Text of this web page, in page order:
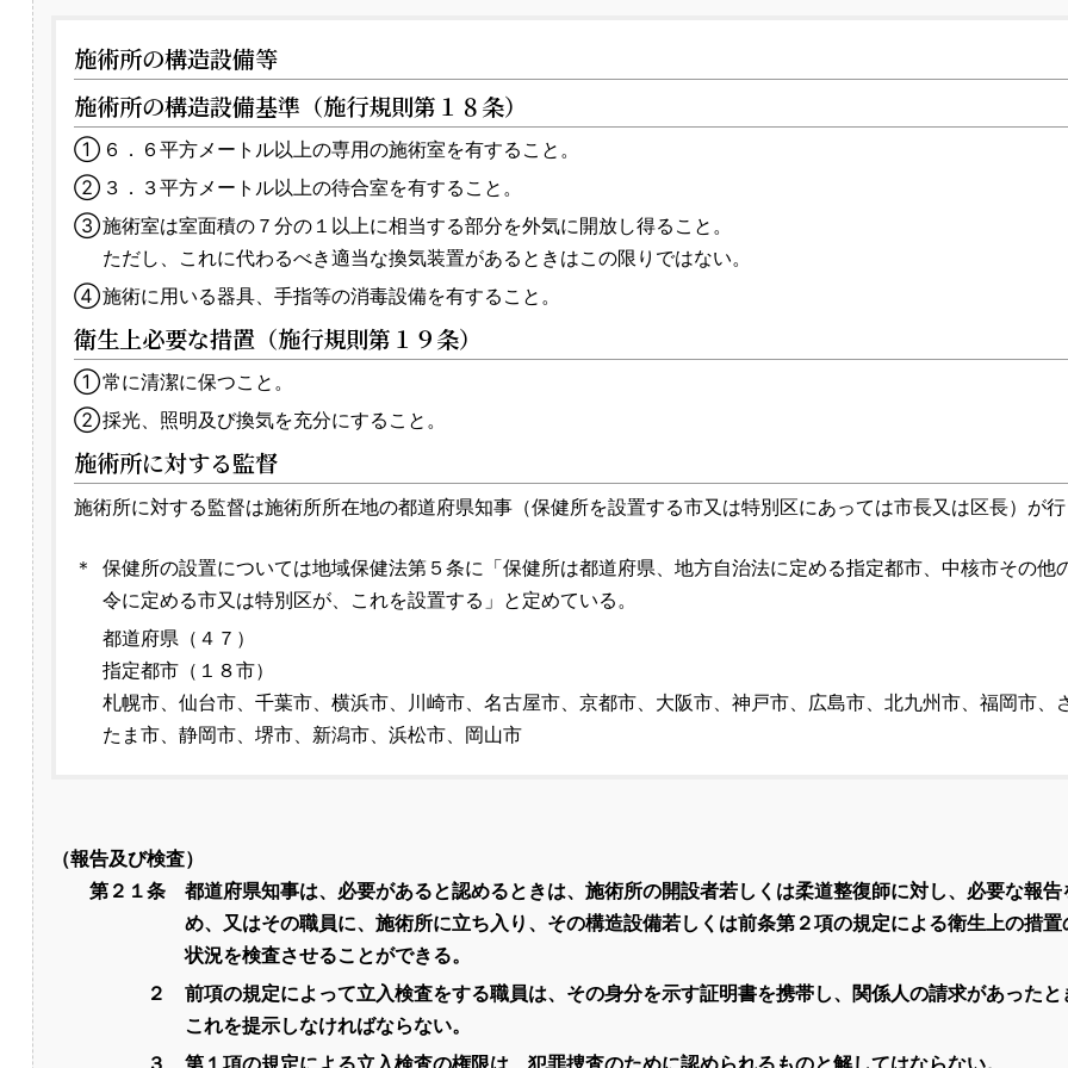
施術所の構造設備等
施術所の構造設備基準（施行規則第１８条）
① ６．６平方メートル以上の専用の施術室を有すること。
② ３．３平方メートル以上の待合室を有すること。
③施術室は室面積の７分の１以上に相当する部分を外気に開放し得ること。
ただし、これに代わるべき適当な換気装置があるときはこの限りではない。
④施術に用いる器具、手指等の消毒設備を有すること。
衛生上必要な措置（施行規則第１９条）
①常に清潔に保つこと。
②採光、照明及び換気を充分にすること。
施術所に対する監督
施術所に対する監督は施術所所在地の都道府県知事（保健所を設置する市又は特別区にあっては市長又は区長）が
＊
保健所の設置については地域保健法第５条に「保健所は都道府県、地方自治法に定める指定都市、中核市その他
令に定める市又は特別区が、これを設置する」と定めている。
都道府県（４７）
指定都市（１８市）
札幌市、仙台市、千葉市、横浜市、川崎市、名古屋市、京都市、大阪市、神戸市、広島市、北九州市、福岡市、
たま市、静岡市、堺市、新潟市、浜松市、岡山市
（報告及び検査）
第２１条
都道府県知事は、必要があると認めるときは、施術所の開設者若しくは柔道整復師に対し、必要な報告
め、又はその職員に、施術所に立ち入り、その構造設備若しくは前条第２項の規定による衛生上の措置
状況を検査させることができる。
２
前項の規定によって立入検査をする職員は、その身分を示す証明書を携帯し、関係人の請求があったと
これを提示しなければならない。
３
第１項の規定による立入検査の権限は、犯罪捜査のために認められるものと解してはならない。